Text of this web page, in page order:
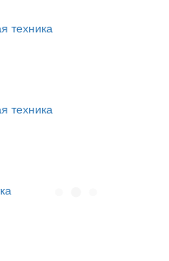
техника
техника